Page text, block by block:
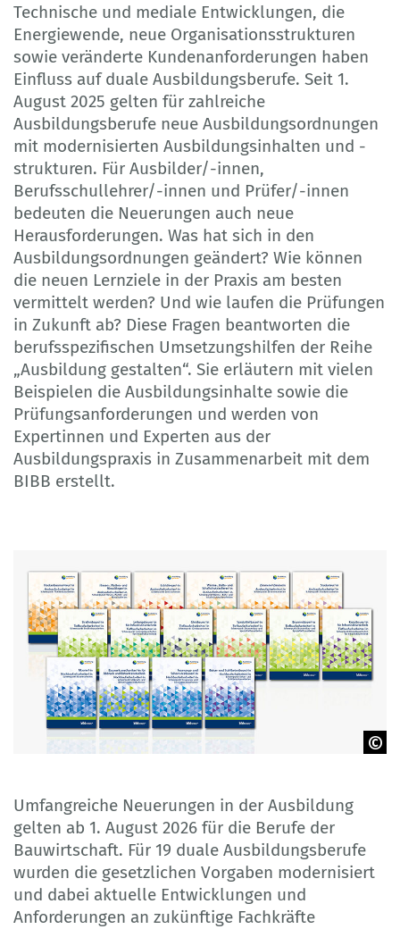
Technische und mediale Entwicklungen, die
Energiewende, neue Organisationsstrukturen
sowie veränderte Kundenanforderungen haben
Einfluss auf duale Ausbildungsberufe. Seit 1.
August 2025 gelten für zahlreiche
Ausbildungsberufe neue Ausbildungsordnungen
mit modernisierten Ausbildungsinhalten und -
strukturen. Für Ausbilder/-innen,
Berufsschullehrer/-innen und Prüfer/-innen
bedeuten die Neuerungen auch neue
Herausforderungen. Was hat sich in den
Ausbildungsordnungen geändert? Wie können
die neuen Lernziele in der Praxis am besten
vermittelt werden? Und wie laufen die Prüfungen
in Zukunft ab? Diese Fragen beantworten die
berufsspezifischen Umsetzungshilfen der Reihe
„Ausbildung gestalten“. Sie erläutern mit vielen
Beispielen die Ausbildungsinhalte sowie die
Prüfungsanforderungen und werden von
Expertinnen und Experten aus der
Ausbildungspraxis in Zusammenarbeit mit dem
BIBB erstellt.
Umfangreiche Neuerungen in der Ausbildung
gelten ab 1. August 2026 für die Berufe der
Bauwirtschaft. Für 19 duale Ausbildungsberufe
wurden die gesetzlichen Vorgaben modernisiert
und dabei aktuelle Entwicklungen und
Anforderungen an zukünftige Fachkräfte